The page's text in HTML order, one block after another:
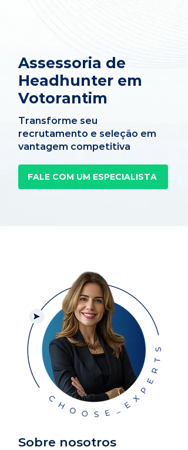
Assessoria de
Headhunter em
Votorantim
Transforme seu
recrutamento e seleção em
vantagem competitiva
FALE COM UM ESPECIALISTA
Sobre nosotros